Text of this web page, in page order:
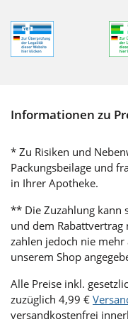
Informationen zu
* Zu Risiken und
Packungsbeilage und
in Ihrer Apotheke.
** Die Zuzahlung kann
und dem Rabattvertrag
zahlen jedoch nie
unserem Shop
Alle Preise inkl.
zuzüglich 4,99 €
versandkostenfrei